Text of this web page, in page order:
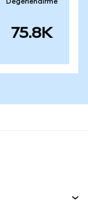
75.8K